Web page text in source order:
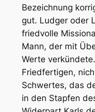
Bezeichnung
gut. Ludger oder
friedvolle
Mann, der mit
Werte
Friedfertigen,
Schwertes, das
in den Stapfen